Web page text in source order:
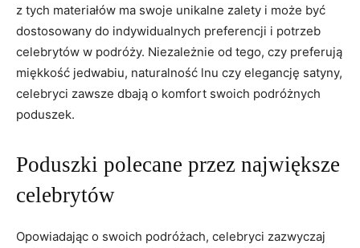
z ‌tych⁣ materiałów ma swoje unikalne zalety i ‍może być​
dostosowany ⁣do indywidualnych preferencji⁤ i potrzeb​
celebrytów w podróży. Niezależnie od tego, czy preferują
miękkość jedwabiu,⁤ naturalność ⁣lnu czy elegancję satyny,
celebryci zawsze dbają o komfort swoich podróżnych⁤
poduszek.
Poduszki polecane przez największe
celebrytów
Opowiadając⁢ o swoich⁢ podróżach, celebryci zazwyczaj